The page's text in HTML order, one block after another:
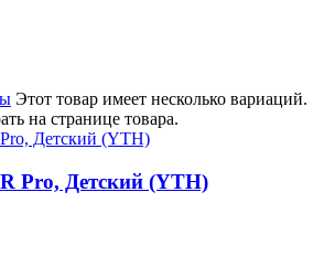
Этот товар имеет несколько вариаций.
на странице товара.
Pro, Детский (YTH)